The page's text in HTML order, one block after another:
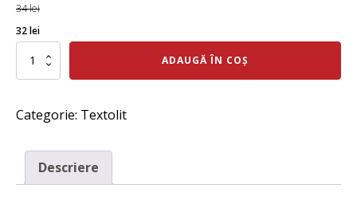
34lei
Prețul
inițial
a
34 lei.
32leiPrețul
curent
este:
Cantitate
(Stratitex
ADAUGĂ ÎN COȘ
Categorie: Textolit
Descriere